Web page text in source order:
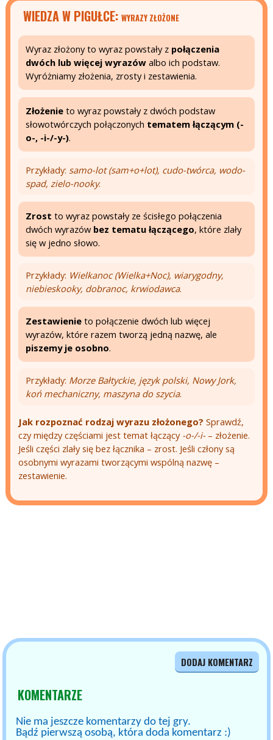
WIEDZA W PIGUŁCE:WYRAZY ZŁOŻONE
Wyraz złożony to wyraz powstały z połączenia
dwóch lub więcej wyrazów albo ich podstaw.
Wyróżniamy złożenia, zrosty i zestawienia.
Złożenie to wyraz powstały z dwóch podstaw
słowotwórczych połączonych tematem łączącym (-
o-, -i-/-y-).
Przykłady: samo-lot (sam+o+lot), cudo-twórca, wodo-
spad, zielo-nooky.
Zrost to wyraz powstały ze ścisłego połączenia
dwóch wyrazów bez tematu łączącego, które zlały
się w jedno słowo.
Przykłady: Wielkanoc (Wielka+Noc), wiarygodny,
niebieskooky, dobranoc, krwiodawca.
Zestawienie to połączenie dwóch lub więcej
wyrazów, które razem tworzą jedną nazwę, ale
piszemy je osobno.
Przykłady: Morze Bałtyckie, język polski, Nowy Jork,
koń mechaniczny, maszyna do szycia.
Jak rozpoznać rodzaj wyrazu złożonego? Sprawdź,
czy między częściami jest temat łączący -o-/-i- – złożenie.
Jeśli części zlały się bez łącznika – zrost. Jeśli człony są
osobnymi wyrazami tworzącymi wspólną nazwę –
zestawienie.
DODAJ KOMENTARZ
KOMENTARZE
Nie ma jeszcze komentarzy do tej gry.
Bądź pierwszą osobą, która doda komentarz :)